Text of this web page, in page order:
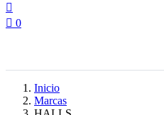

 0
Inicio
Marcas